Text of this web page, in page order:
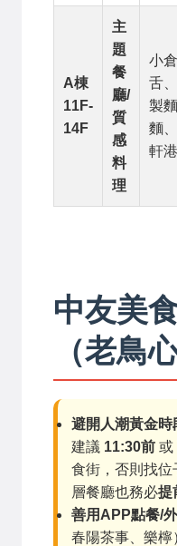
A棟
11F-
14F
主
題
餐
廳/
質
感
料
理
小
舌
製
麵
軒
中友美
（老鳥
避開人潮黃金時
建議 11:30前 或
食街，否則找
層餐廳也務必提
善用APP點餐/外
春陽茶事、樂